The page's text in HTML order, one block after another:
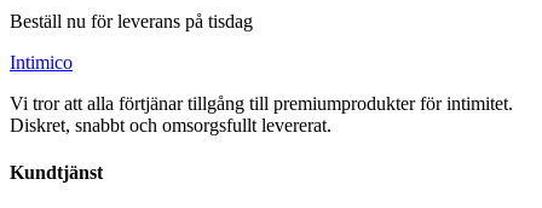
Beställ nu för leverans på tisdag
Intimico
Vi tror att alla förtjänar tillgång till premiumprodukter för intimitet.
Diskret, snabbt och omsorgsfullt levererat.
Kundtjänst